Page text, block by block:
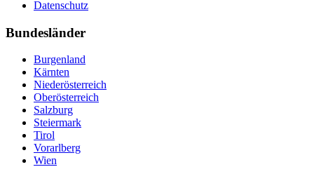
Datenschutz
Bundesländer
Burgenland
Kärnten
Niederösterreich
Oberösterreich
Salzburg
Steiermark
Tirol
Vorarlberg
Wien